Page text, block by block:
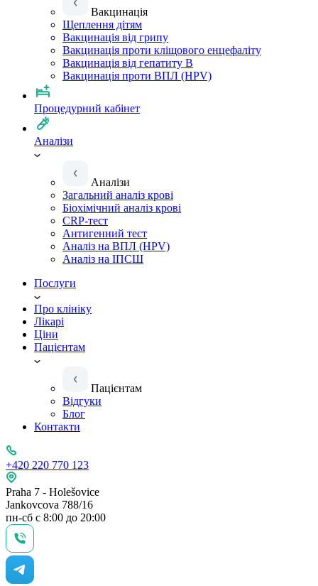
Вакцинація
Щеплення дітям
Вакцинація від грипу
Вакцинація проти кліщового енцефаліту
Вакцинація від гепатиту B
Вакцинація проти ВПЛ (HPV)
Процедурний кабінет
Аналізи
Аналізи
Загальний аналіз крові
Біохімічний аналіз крові
CRP-тест
Антигенний тест
Аналіз на ВПЛ (HPV)
Аналіз на ІПСШ
Послуги
Про клініку
Лікарі
Ціни
Пацієнтам
Пацієнтам
Відгуки
Блог
Контакти
+420 220 770 123
Praha 7 - Holešovice
Jankovcova 788/16
пн-сб с 8:00 до 20:00